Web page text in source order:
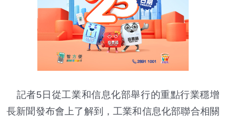
記者5日從工業和信息化部舉行的重點行業穩增
長新聞發布會上了解到，工業和信息化部聯合相關